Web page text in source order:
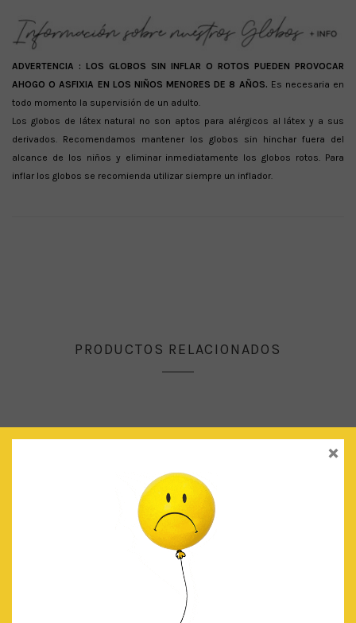
ADVERTENCIA : LOS GLOBOS SIN INFLAR O ROTOS PUEDEN PROVOCAR
AHOGO O ASFIXIA EN LOS NIÑOS MENORES DE 8 AÑOS. Es necesaria en
todo momento la supervisión de un adulto.
Los globos de látex natural no son aptos para alérgicos al látex y a sus
derivados. Recomendamos mantener los globos sin hinchar fuera del
alcance de los niños y eliminar inmediatamente los globos rotos. Para
inflar los globos se recomienda utilizar siempre un inflador.
PRODUCTOS RELACIONADOS
×